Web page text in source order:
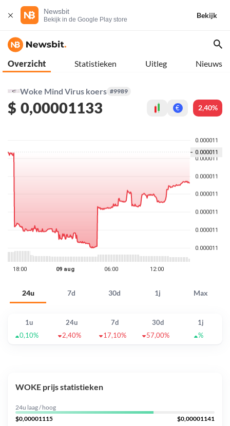
Newsbit
Bekijk in de Google Play store
Bekijk
Overzicht Statistieken Uitleg Nieuws
Woke Mind Virus koers #9989
$ 0,00001133 € 2,40%
24u 7d 30d 1j Max
1u 24u 7d 30d
1j
0,10%
2,40% 17,10% 57,00% %
WOKE prijs statistieken
24u laag / hoog
$0,00001115
$0,00001141